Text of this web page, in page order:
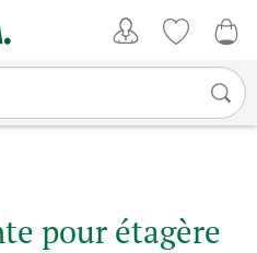
pour étagère